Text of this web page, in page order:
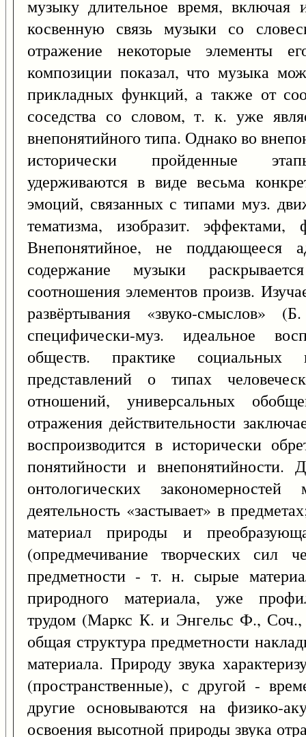
музыку длительное время, включая
косвенную связь музыки со
отражение некоторые элементы
композиции показал, что музыка
прикладных функций, а также от
соседства со словом, т. к. уже
внепонятийного типа. Однако во
исторически пройденные
удерживаются в виде весьма
эмоций, связанных с типами муз.
тематизма, изобразит.
Внепонятийное, не поддающееся
содержание музыки
соотношения элементов произв.
развёртывания «звуко-смыслов»
специфически-муз. идеальное
обществ. практике социальных
представлений о типах
отношений, универсальных
отражения действительности
воспроизводится в исторически
понятийности и внепонятийности.
онтологических
деятельность «застывает» в
материал природы и
(опредмечивание творческих сил
предметности - т. н. сырые
природного материала, уже
трудом (Маркс К. и Энгельс Ф., Соч.,
общая структура предметности
материала. Природу звука
(пространственные), с другой -
другие основываются на физико-
освоения высотной природы звука